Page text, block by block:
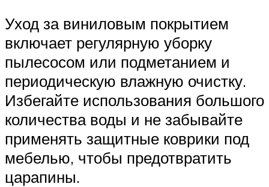
Уход за виниловым покрытием
включает регулярную уборку
пылесосом или подметанием и
периодическую влажную очистку.
Избегайте использования большого
количества воды и не забывайте
применять защитные коврики под
мебелью, чтобы предотвратить
царапины.